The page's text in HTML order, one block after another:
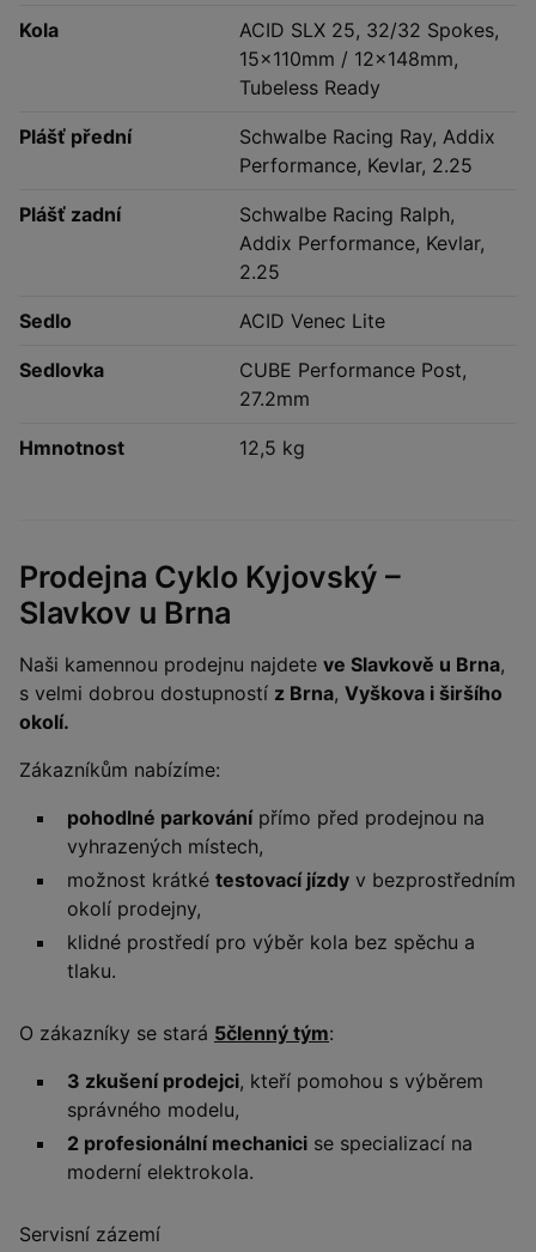
Kola
ACID SLX 25, 32/32 Spokes,
15x110mm / 12x148mm,
Tubeless Ready
Plášť přední
Schwalbe Racing Ray, Addix
Performance, Kevlar, 2.25
Plášť zadní
Schwalbe Racing Ralph,
Addix Performance, Kevlar,
2.25
Sedlo ACID Venec Lite
Sedlovka
CUBE Performance Post,
27.2mm
Hmnotnost 12,5 kg
Prodejna Cyklo Kyjovský –
Slavkov u Brna
Naši kamennou prodejnu najdete ve Slavkově u Brna,
s velmi dobrou dostupností z Brna, Vyškova i širšího
okolí.
Zákazníkům nabízíme:
pohodlné parkovánípřímo před prodejnou na
vyhrazených místech,
možnost krátké testovací jízdy v bezprostředním
okolí prodejny,
klidné prostředí pro výběr kola bez spěchu a
tlaku.
O zákazníky se stará 5členný tým:
3 zkušení prodejci, kteří pomohou s výběrem
správného modelu,
2 profesionální mechanici se specializací na
moderní elektrokola.
Servisní zázemí